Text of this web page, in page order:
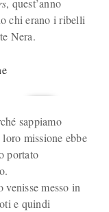
, quest’anno
chi erano i ribelli
Nera.
sappiamo
missione ebbe
portato
messo in
e quindi